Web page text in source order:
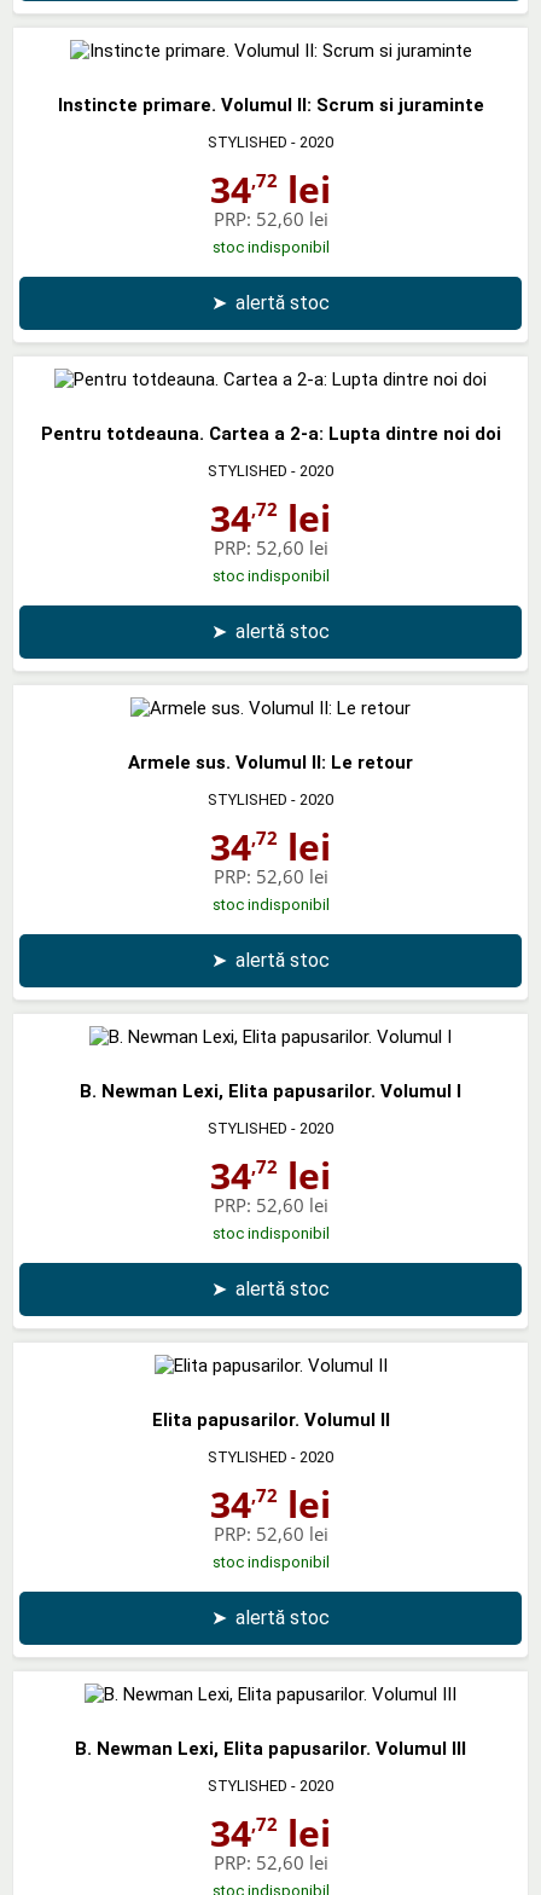
Instincte primare. Volumul II: Scrum si juraminte
STYLISHED - 2020
34,72 lei
PRP: 52,60 lei
stoc indisponibil
➤ alertă stoc
Pentru totdeauna. Cartea a 2-a: Lupta dintre noi doi
STYLISHED - 2020
34,72 lei
PRP: 52,60 lei
stoc indisponibil
➤ alertă stoc
Armele sus. Volumul II: Le retour
STYLISHED - 2020
34,72 lei
PRP: 52,60 lei
stoc indisponibil
➤ alertă stoc
B. Newman Lexi, Elita papusarilor. Volumul I
STYLISHED - 2020
34,72 lei
PRP: 52,60 lei
stoc indisponibil
➤ alertă stoc
Elita papusarilor. Volumul II
STYLISHED - 2020
34,72 lei
PRP: 52,60 lei
stoc indisponibil
➤ alertă stoc
B. Newman Lexi, Elita papusarilor. Volumul III
STYLISHED - 2020
34,72 lei
PRP: 52,60 lei
stoc indisponibil